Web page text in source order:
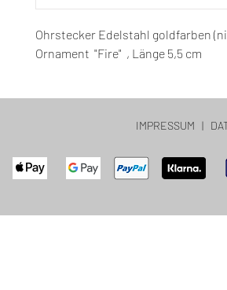
Ohrstecker Edelstahl goldfarben
Ornament "Fire" , Länge 5,5 cm
IMPRESSUM |